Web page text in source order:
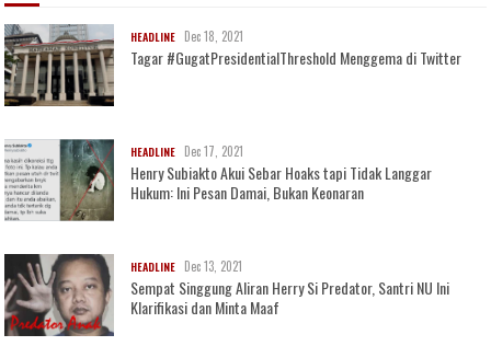
HEADLINE Dec 18, 2021
Tagar #GugatPresidentialThreshold Menggema di Twitter
HEADLINE Dec 17, 2021
Henry Subiakto Akui Sebar Hoaks tapi Tidak Langgar
Hukum: Ini Pesan Damai, Bukan Keonaran
HEADLINE Dec 13, 2021
Sempat Singgung Aliran Herry Si Predator, Santri NU Ini
Klarifikasi dan Minta Maaf